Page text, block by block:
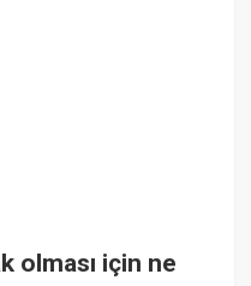
olması için ne